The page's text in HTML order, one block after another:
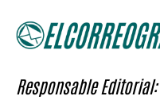
Responsable Editorial: